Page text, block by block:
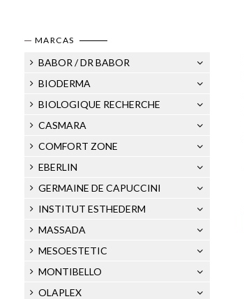
MARCAS
BABOR / DR BABOR
BIODERMA
BIOLOGIQUE RECHERCHE
CASMARA
COMFORT ZONE
EBERLIN
GERMAINE DE CAPUCCINI
INSTITUT ESTHEDERM
MASSADA
MESOESTETIC
MONTIBELLO
OLAPLEX